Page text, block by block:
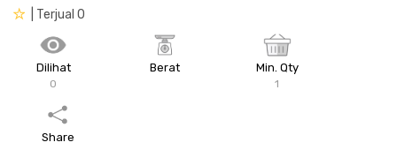
Sanitari & Aksesorisnya
Besi Profil & Plat
Pompa dan Pipa
| Terjual 0
Dilihat
0
Berat Min. Qty
1
Share